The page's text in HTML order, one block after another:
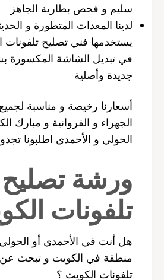
سليم و فحص بطارية الجاهز
لدينا المعدات المتطورة و
يستخدمها فني تصليح تلفونات
في تبديل الشاشة المكسورة
جديدة وأصلية
أسعارنا رخيصة و مناسبة
الجهراء و الفروانية و مبارك
الحولي و الأحمدي اطلبونا
ورشة تصليح
تلفونات
هل أنت في الأحمدي أو
منطقة في الكويت و تبحث
تلفونات الكويت ؟